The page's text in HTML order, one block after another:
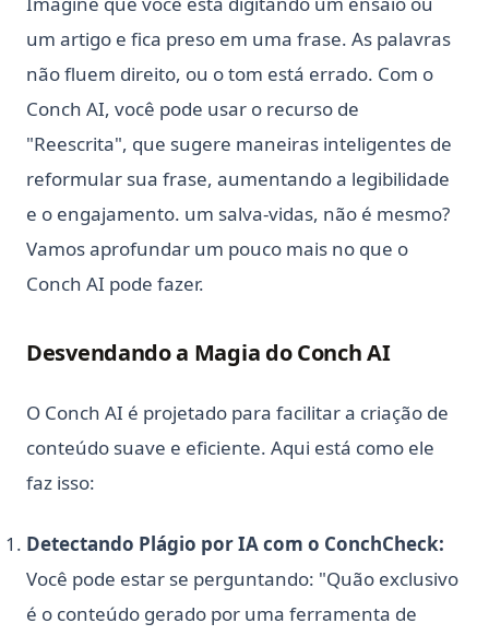
um artigo e fica preso em uma frase. As palavras
não fluem direito, ou o tom está errado. Com o
Conch AI, você pode usar o recurso de
"Reescrita", que sugere maneiras inteligentes de
reformular sua frase, aumentando a legibilidade
e o engajamento. um salva-vidas, não é mesmo?
Vamos aprofundar um pouco mais no que o
Conch AI pode fazer.
Desvendando a Magia do Conch AI
O Conch AI é projetado para facilitar a criação de
conteúdo suave e eficiente. Aqui está como ele
faz isso:
Detectando Plágio por IA com o ConchCheck:
Você pode estar se perguntando: "Quão exclusivo
é o conteúdo gerado por uma ferramenta de